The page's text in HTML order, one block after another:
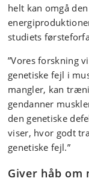
helt kan omgå
studiets
”Vores forskning
genetiske fejl i
mangler, kan
gendanner
den genetiske
viser, hvor godt
genetiske fejl.”
Giver håb om